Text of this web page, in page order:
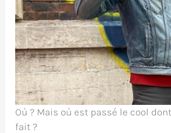
Où ? Mais où est passé le cool
fait ?